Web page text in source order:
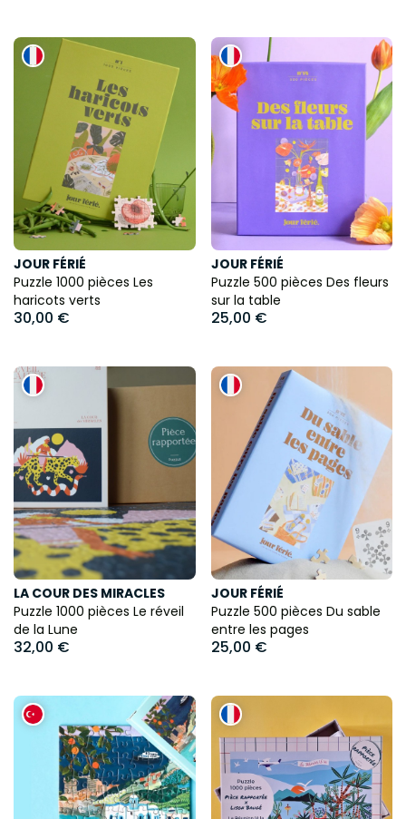
JOUR FÉRIÉ
Puzzle 1000 pièces Les
haricots verts
30,00 €
JOUR FÉRIÉ
Puzzle 500 pièces Des fleurs
sur la table
25,00 €
LA COUR DES MIRACLES
Puzzle 1000 pièces Le réveil
de la Lune
32,00 €
JOUR FÉRIÉ
Puzzle 500 pièces Du sable
entre les pages
25,00 €